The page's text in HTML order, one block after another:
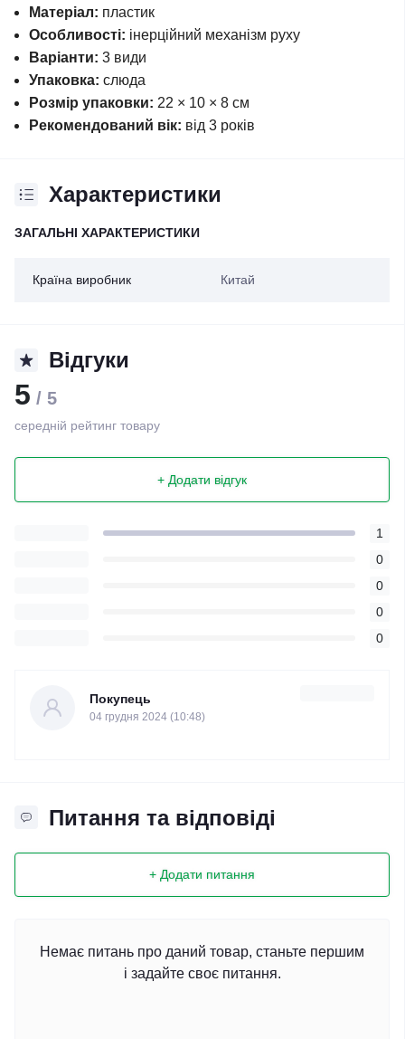
Матеріал: пластик
Особливості: інерційний механізм руху
Варіанти: 3 види
Упаковка: слюда
Розмір упаковки: 22 × 10 × 8 см
Рекомендований вік: від 3 років
Характеристики
ЗАГАЛЬНІ ХАРАКТЕРИСТИКИ
Країна виробник Китай
Відгуки
5 / 5
середній рейтинг товару
+ Додати відгук
1
0
0
0
0
Покупець
04 грудня 2024 (10:48)
Питання та відповіді
+ Додати питання
Немає питань про даний товар, станьте першим
і задайте своє питання.